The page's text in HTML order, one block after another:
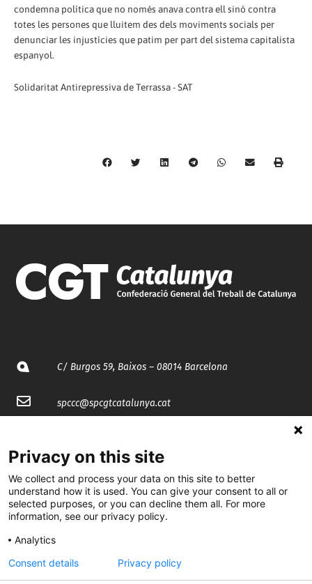
condemna política que no només anava contra ell sinó contra
totes les persones que lluitem des dels moviments socials per
denunciar les injustícies que patim per part del sistema capitalista
espanyol.
Solidaritat Antirepressiva de Terrassa - SAT
C/ Burgos 59, Baixos – 08014 Barcelona
spccc@spcgtcatalunya.cat
@CGTCatalunya
cgtcatalunya
cgtcatalunya
Privacy on this site
We collect and process your data on this site to better
understand how it is used. You can give your consent to all or
selected purposes, or you can decline them all. For more
information, see our privacy policy.
Analytics
Consent details
Privacy policy